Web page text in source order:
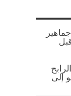
إلى